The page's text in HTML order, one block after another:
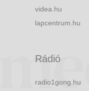
videa.hu
lapcentrum.hu
Rádió
radio1gong.hu